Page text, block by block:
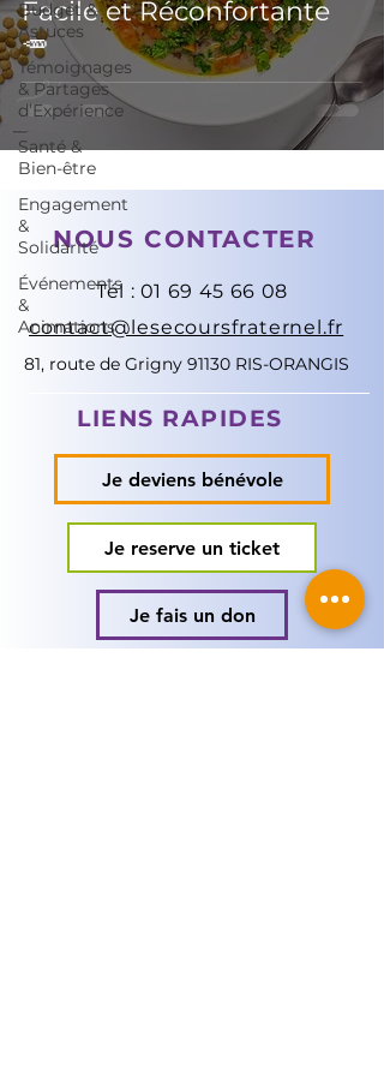
Budget &
Astuces
Témoignages
& Partages
d’Expérience
Santé &
Bien-être
Engagement
&
Solidarité
Événements
&
Animations
Facile et Réconfortante
🥕
NOUS CONTACTER
Tél : 01 69 45 66 08
contact@lesecoursfraternel.fr
81, route de Grigny 91130 RIS-ORANGIS
LIENS RAPIDES
Je deviens bénévole
Je reserve un ticket
Je fais un don